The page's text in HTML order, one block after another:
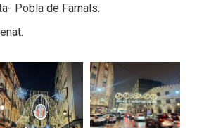
Pobla de Farnals.